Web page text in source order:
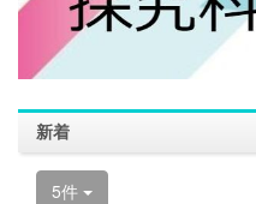
新着
5件